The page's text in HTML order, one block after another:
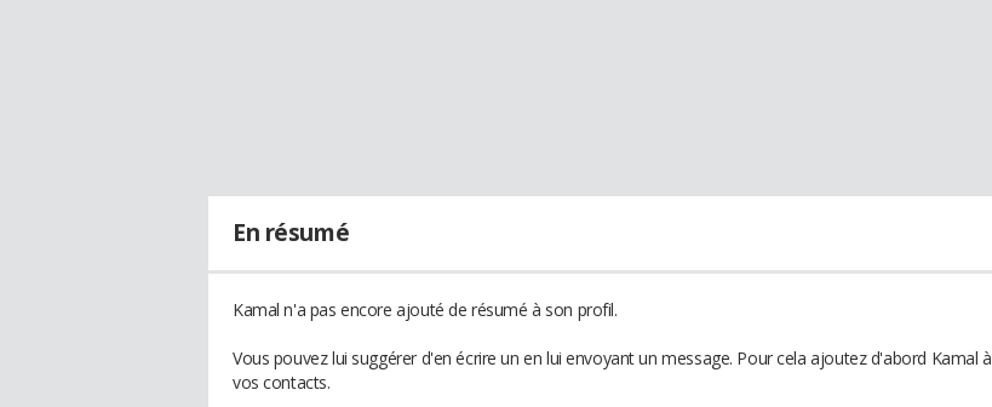
En résumé
Kamal n'a pas encore ajouté de résumé à son profil.
Vous pouvez lui suggérer d'en écrire un en lui envoyant un message. Pour cela ajoutez d'abord Kamal à
vos contacts.